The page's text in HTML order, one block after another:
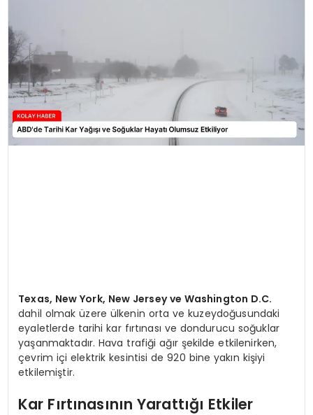
Texas, New York, New Jersey ve Washington D.C.
dahil olmak üzere ülkenin orta ve kuzeydoğusundaki
eyaletlerde tarihi kar fırtınası ve dondurucu soğuklar
yaşanmaktadır. Hava trafiği ağır şekilde etkilenirken,
çevrim içi elektrik kesintisi de 920 bine yakın kişiyi
etkilemiştir.
Kar Fırtınasının Yarattığı Etkiler